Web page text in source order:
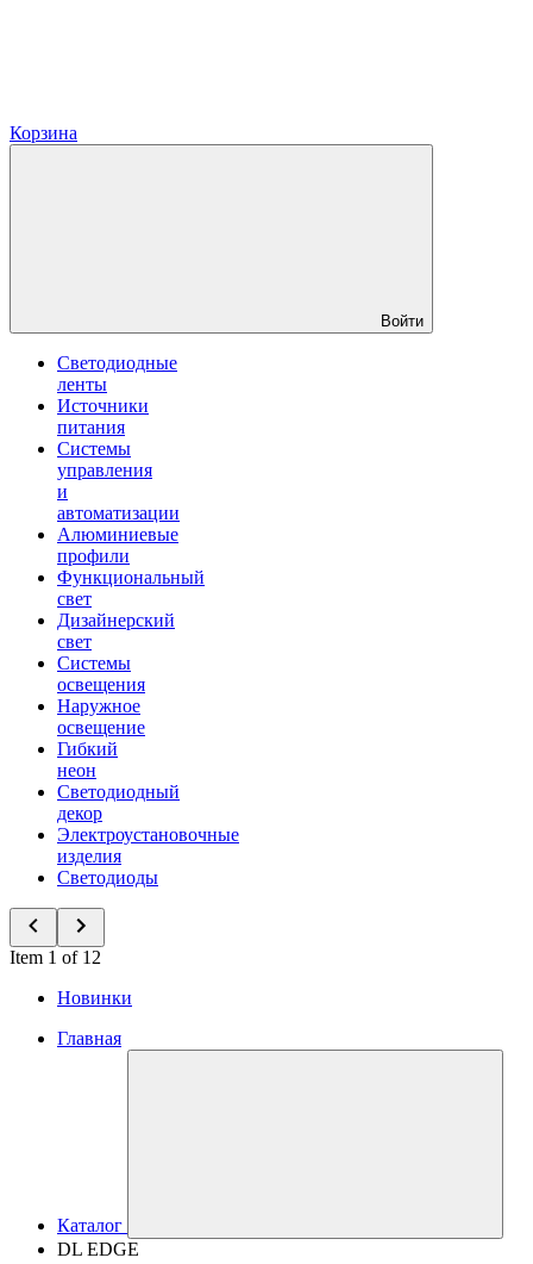
Корзина
Войти
Светодиодные
ленты
Источники
питания
Системы
управления
и
автоматизации
Алюминиевые
профили
Функциональный
свет
Дизайнерский
свет
Системы
освещения
Наружное
освещение
Гибкий
неон
Светодиодный
декор
Электроустановочные
изделия
Светодиоды
Item 1 of 12
Новинки
Главная
Каталог
DL EDGE